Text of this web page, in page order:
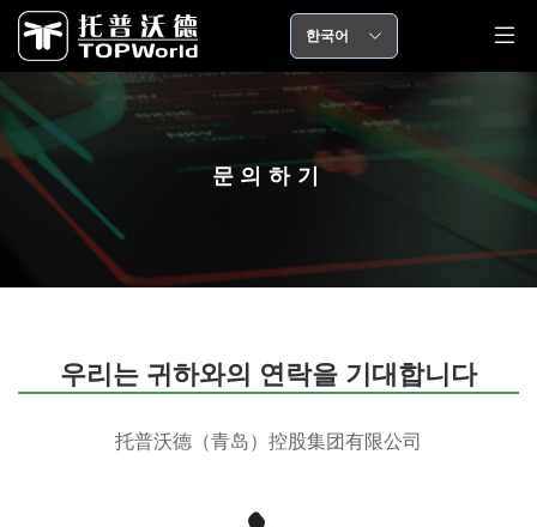
한국어
문의하기
우리는 귀하와의 연락을 기대합니다
托普沃德（青岛）控股集团有限公司